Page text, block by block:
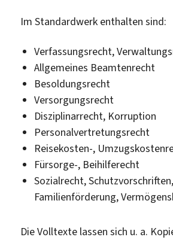
Im Standardwerk enthalten sind:
Verfassungsrecht,
Allgemeines Beamtenrecht
Besoldungsrecht
Versorgungsrecht
Disziplinarrecht, Korruption
Personalvertretungsrecht
Reisekosten-,
Fürsorge-, Beihilferecht
Sozialrecht, Schutzvorschriften,
Familienförderung,
Die Volltexte lassen sich u. a.